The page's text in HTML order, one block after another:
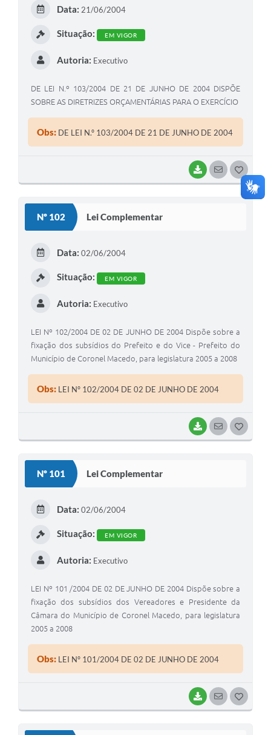
BAIXARSEGUIR
O
Data: 21/06/2004
Situação: EM VIGOR
Autoria: Executivo
DE LEI N.º 103/2004 DE 21 DE JUNHO DE 2004 DISPÕE
SOBRE AS DIRETRIZES ORÇAMENTÁRIAS PARA O EXERCÍCIO
Obs: DE LEI N.º 103/2004 DE 21 DE JUNHO DE 2004
Nº 102 Lei Complementar
BAIXARSEGUIR
Data: 02/06/2004
Situação: EM VIGOR
Autoria: Executivo
LEI Nº 102/2004 DE 02 DE JUNHO DE 2004 Dispõe sobre a
fixação dos subsídios do Prefeito e do Vice - Prefeito do
Município de Coronel Macedo, para legislatura 2005 a 2008
Obs: LEI Nº 102/2004 DE 02 DE JUNHO DE 2004
Nº 101 Lei Complementar
BAIXARSEGUIR
Data: 02/06/2004
Situação: EM VIGOR
Autoria: Executivo
LEI Nº 101 /2004 DE 02 DE JUNHO DE 2004 Dispõe sobre a
fixação dos subsídios dos Vereadores e Presidente da
Câmara do Município de Coronel Macedo, para legislatura
2005 a 2008
Obs: LEI Nº 101/2004 DE 02 DE JUNHO DE 2004